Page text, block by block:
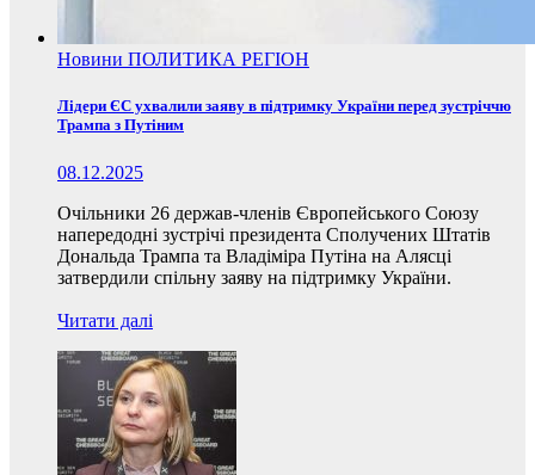
Новини ПОЛИТИКА РЕГІОН
Лідери ЄС ухвалили заяву в підтримку України перед зустріччю
Трампа з Путіним
08.12.2025
Очільники 26 держав-членів Європейського Союзу
напередодні зустрічі президента Сполучених Штатів
Дональда Трампа та Владіміра Путіна на Алясці
затвердили спільну заяву на підтримку України.
Читати далі